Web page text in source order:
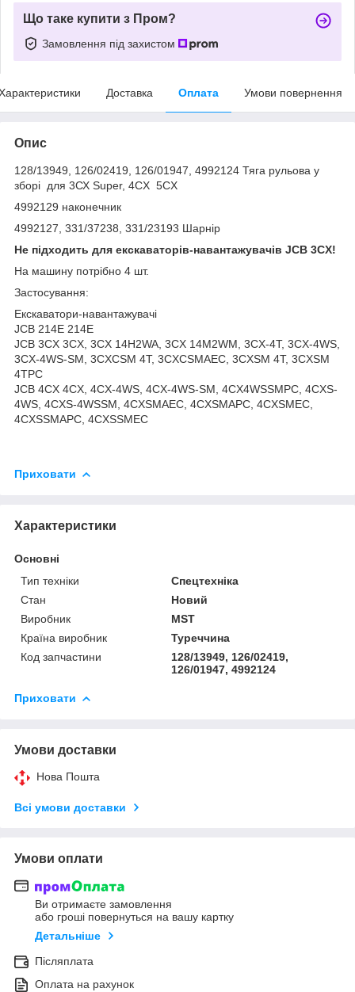
Що таке купити з Пром?
Замовлення під захистом
Доставка Оплата Умови повернення
Опис
128/13949, 126/02419, 126/01947, 4992124 Тяга рульова у
зборі для 3СХ Super, 4CX 5CX
4992129 наконечник
4992127, 331/37238, 331/23193 Шарнір
Не підходить для екскаваторів-навантажувачів JCB 3CX!
На машину потрібно 4 шт.
Застосування:
Екскаватори-навантажувачі
JCB 214E 214E
JCB 3CX 3CX, 3CX 14H2WA, 3CX 14M2WM, 3CX-4T, 3CX-4WS,
3CX-4WS-SM, 3CXCSM 4T, 3CXCSMAEC, 3CXSM 4T, 3CXSM
4TPC
JCB 4CX 4CX, 4CX-4WS, 4CX-4WS-SM, 4CX4WSSMPC, 4CXS-
4WS, 4CXS-4WSSM, 4CXSMAEC, 4CXSMAPC, 4CXSMEC,
4CXSSMAPC, 4CXSSMEC
Приховати
Характеристики
Основні
Тип техніки
Спецтехніка
Стан
Новий
Виробник
MST
Країна виробник
Туреччина
Код запчастини
128/13949, 126/02419,
126/01947, 4992124
Приховати
Умови доставки
Нова Пошта
Всі умови доставки
Умови оплати
Ви отримаєте замовлення
або гроші повернуться на вашу картку
Детальніше
Післяплата
Оплата на рахунок